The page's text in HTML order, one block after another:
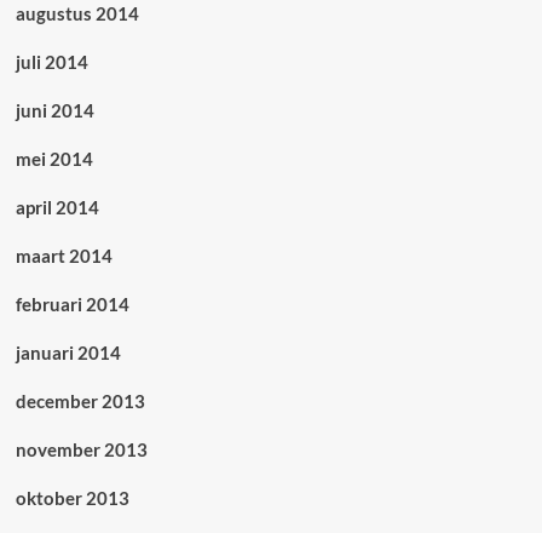
augustus 2014
juli 2014
juni 2014
mei 2014
april 2014
maart 2014
februari 2014
januari 2014
december 2013
november 2013
oktober 2013